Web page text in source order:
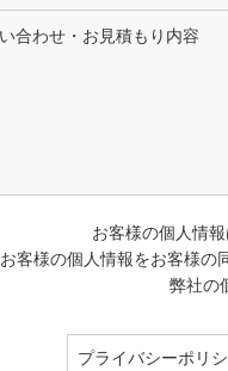
合わせ・お見積もり内容
お客様の個人情報
お客様の個人情報をお客様の
弊社の
プライバシーポリ